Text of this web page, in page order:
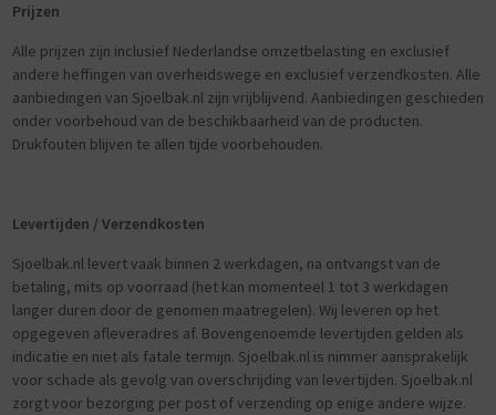
Prijzen
Alle prijzen zijn inclusief Nederlandse omzetbelasting en exclusief
andere heffingen van overheidswege en exclusief verzendkosten. Alle
aanbiedingen van Sjoelbak.nl zijn vrijblijvend. Aanbiedingen geschieden
onder voorbehoud van de beschikbaarheid van de producten.
Drukfouten blijven te allen tijde voorbehouden.
Levertijden / Verzendkosten
Sjoelbak.nl levert vaak binnen 2 werkdagen, na ontvangst van de
betaling, mits op voorraad (het kan momenteel 1 tot 3 werkdagen
langer duren door de genomen maatregelen). Wij leveren op het
opgegeven afleveradres af. Bovengenoemde levertijden gelden als
indicatie en niet als fatale termijn. Sjoelbak.nl is nimmer aansprakelijk
voor schade als gevolg van overschrijding van levertijden. Sjoelbak.nl
zorgt voor bezorging per post of verzending op enige andere wijze.